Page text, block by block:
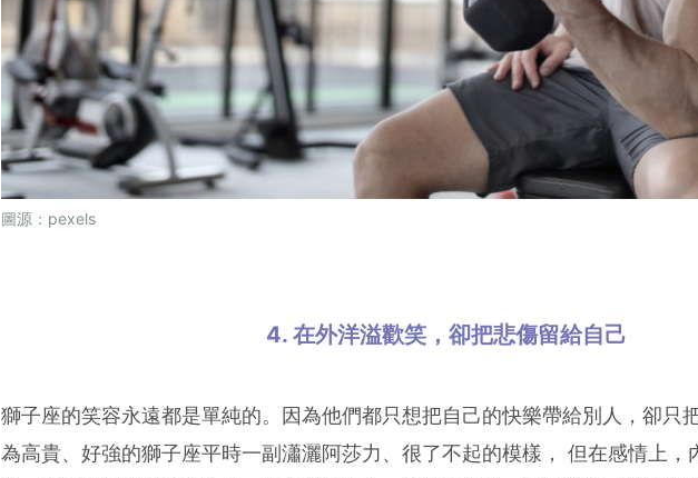
圖源：pexels
4. 在外洋溢歡笑，卻把悲傷留給自己
獅子座的笑容永遠都是單純的。因為他們都只想把自己的快樂帶給別人，卻只
為高貴、好強的獅子座平時一副瀟灑阿莎力、很了不起的模樣， 但在感情上，